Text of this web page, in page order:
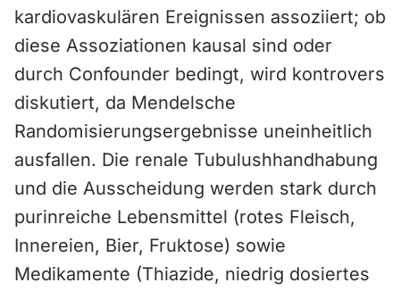
kardiovaskulären Ereignissen assoziiert; ob
diese Assoziationen kausal sind oder
durch Confounder bedingt, wird kontrovers
diskutiert, da Mendelsche
Randomisierungsergebnisse uneinheitlich
ausfallen. Die renale Tubulushhandhabung
und die Ausscheidung werden stark durch
purinreiche Lebensmittel (rotes Fleisch,
Innereien, Bier, Fruktose) sowie
Medikamente (Thiazide, niedrig dosiertes